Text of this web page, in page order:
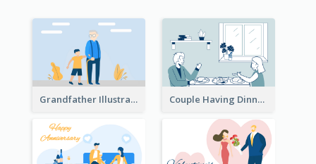
Grandfather Illustration Couple Having Dinner Illustration